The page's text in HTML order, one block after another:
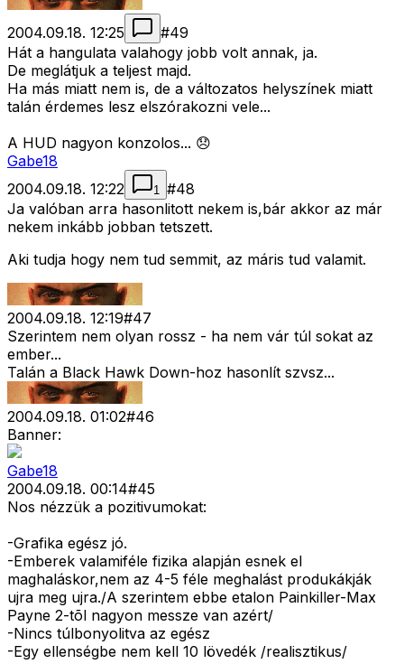
2004.09.18. 12:25 #49
Hát a hangulata valahogy jobb volt annak, ja.
De meglátjuk a teljest majd.
Ha más miatt nem is, de a változatos helyszínek miatt
talán érdemes lesz elszórakozni vele...
A HUD nagyon konzolos... 😞
Gabe18
2004.09.18. 12:22
1 #48
Ja valóban arra hasonlitott nekem is,bár akkor az már
nekem inkább jobban tetszett.
Aki tudja hogy nem tud semmit, az máris tud valamit.
2004.09.18. 12:19#47
Szerintem nem olyan rossz - ha nem vár túl sokat az
ember...
Talán a Black Hawk Down-hoz hasonlít szvsz...
2004.09.18. 01:02#46
Banner:
Gabe18
2004.09.18. 00:14#45
Nos nézzük a pozitivumokat:
-Grafika egész jó.
-Emberek valamiféle fizika alapján esnek el
maghaláskor,nem az 4-5 féle meghalást produkákják
ujra meg ujra./A szerintem ebbe etalon Painkiller-Max
Payne 2-tõl nagyon messze van azért/
-Nincs túlbonyolitva az egész
-Egy ellenségbe nem kell 10 lövedék /realisztikus/